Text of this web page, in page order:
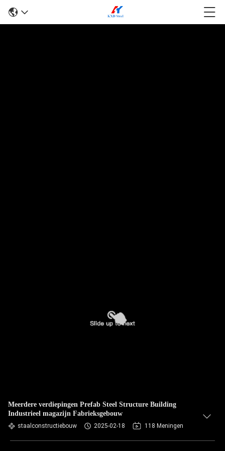
Meerdere verdiepingen Prefab Steel Structure Building
Industrieel magazijn Fabrieksgebouw
staalconstructiebouw 2025-02-18 118 Meningen